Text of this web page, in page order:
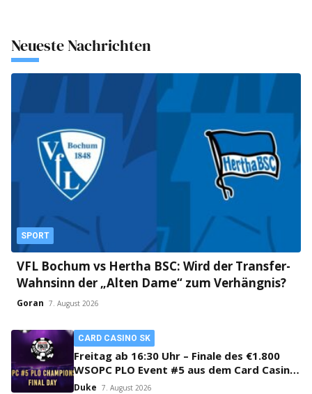
Neueste Nachrichten
SPORT
VFL Bochum vs Hertha BSC: Wird der Transfer-
Wahnsinn der „Alten Dame“ zum Verhängnis?
Goran 7. August 2026
CARD CASINO SK
Freitag ab 16:30 Uhr – Finale des €1.800
WSOPC PLO Event #5 aus dem Card Casino
SK!
Duke 7. August 2026